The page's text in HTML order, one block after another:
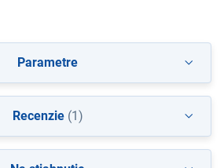
Parametre
Recenzie(1)